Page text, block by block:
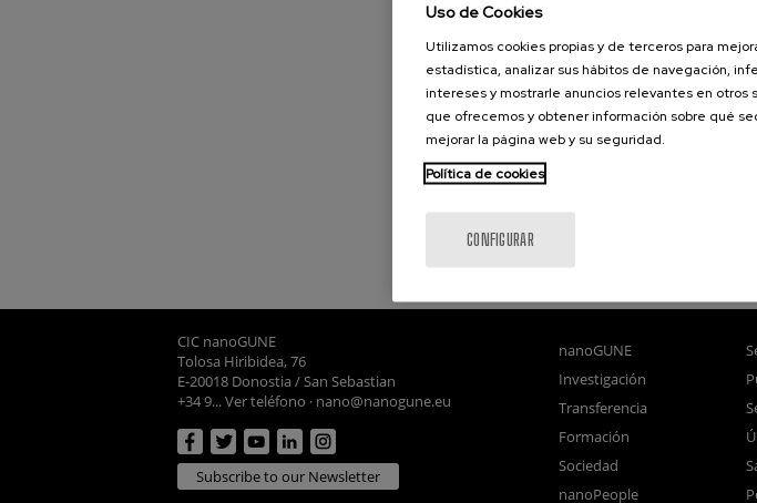
CIC nanoGUNE
Tolosa Hiribidea, 76
E-20018 Donostia / San Sebastian
+34 9... Ver teléfono · nano@nanogune.eu
Subscribe to our Newsletter
nanoGUNE
Investigación
Transferencia
Formación
Sociedad
nanoPeople
Uso de Cookies
Utilizamos cookies propias y de terceros para
estadística, analizar sus hábitos de navegación,
intereses y mostrarle anuncios relevantes en
que ofrecemos y obtener información sobre qué
mejorar la página web y su seguridad.
Política de cookies
CONFIGURAR